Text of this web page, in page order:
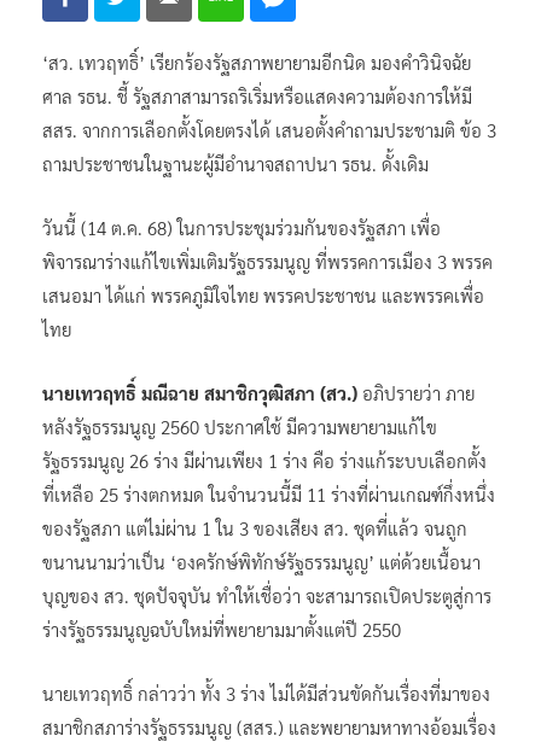
‘สว. เทวฤทธิ์’ เรียกร้องรัฐสภาพยายามอีกนิด มองคำวินิจฉัย
ศาล รธน. ชี้ รัฐสภาสามารถริเริ่มหรือแสดงความต้องการให้มี
สสร. จากการเลือกตั้งโดยตรงได้ เสนอตั้งคำถามประชามติ ข้อ 3
ถามประชาชนในฐานะผู้มีอำนาจสถาปนา รธน. ดั้งเดิม
วันนี้ (14 ต.ค. 68) ในการประชุมร่วมกันของรัฐสภา เพื่อ
พิจารณาร่างแก้ไขเพิ่มเติมรัฐธรรมนูญ ที่พรรคการเมือง 3 พรรค
เสนอมา ได้แก่ พรรคภูมิใจไทย พรรคประชาชน และพรรคเพื่อ
ไทย
นายเทวฤทธิ์ มณีฉาย สมาชิกวุฒิสภา (สว.) อภิปรายว่า ภาย
หลังรัฐธรรมนูญ 2560 ประกาศใช้ มีความพยายามแก้ไข
รัฐธรรมนูญ 26 ร่าง มีผ่านเพียง 1 ร่าง คือ ร่างแก้ระบบเลือกตั้ง
ที่เหลือ 25 ร่างตกหมด ในจำนวนนี้มี 11 ร่างที่ผ่านเกณฑ์กึ่งหนึ่ง
ของรัฐสภา แต่ไม่ผ่าน 1 ใน 3 ของเสียง สว. ชุดที่แล้ว จนถูก
ขนานนามว่าเป็น ‘องครักษ์พิทักษ์รัฐธรรมนูญ’ แต่ด้วยเนื้อนา
บุญของ สว. ชุดปัจจุบัน ทำให้เชื่อว่า จะสามารถเปิดประตูสู่การ
ร่างรัฐธรรมนูญฉบับใหม่ที่พยายามมาตั้งแต่ปี 2550
นายเทวฤทธิ์ กล่าวว่า ทั้ง 3 ร่าง ไม่ได้มีส่วนขัดกันเรื่องที่มาของ
สมาชิกสภาร่างรัฐธรรมนูญ (สสร.) และพยายามหาทางอ้อมเรื่อง